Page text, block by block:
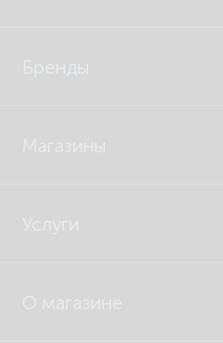
Бренды
Магазины
Услуги
О магазине